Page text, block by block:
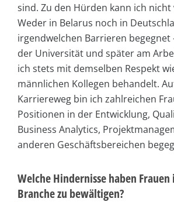
sind. Zu den Hürden kann ich nicht
Weder in Belarus noch in
irgendwelchen Barrieren begegnet
der Universität und später am
ich stets mit demselben Respekt
männlichen Kollegen behandelt.
Karriereweg bin ich zahlreichen
Positionen in der Entwicklung,
Business Analytics,
anderen Geschäftsbereichen
Welche Hindernisse haben Frauen
Branche zu bewältigen?